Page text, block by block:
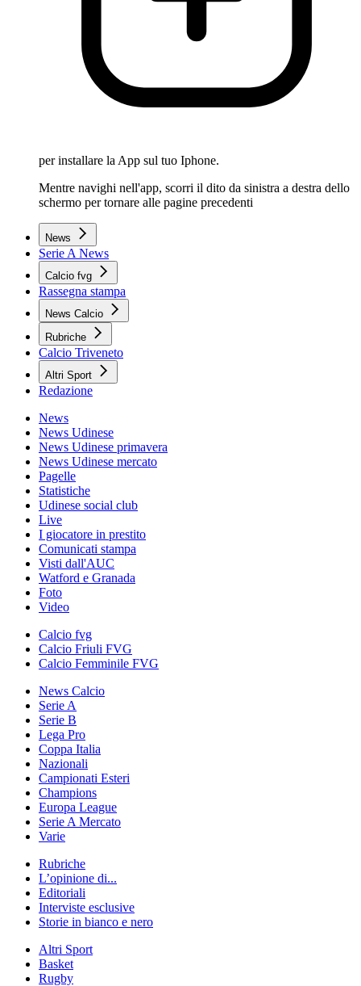
per installare la App sul tuo Iphone.
Mentre navighi nell'app, scorri il dito da sinistra a destra dello
schermo per tornare alle pagine precedenti
News
Serie A News
Calcio fvg
Rassegna stampa
News Calcio
Rubriche
Calcio Triveneto
Altri Sport
Redazione
News
News Udinese
News Udinese primavera
News Udinese mercato
Pagelle
Statistiche
Udinese social club
Live
I giocatore in prestito
Comunicati stampa
Visti dall'AUC
Watford e Granada
Foto
Video
Calcio fvg
Calcio Friuli FVG
Calcio Femminile FVG
News Calcio
Serie A
Serie B
Lega Pro
Coppa Italia
Nazionali
Campionati Esteri
Champions
Europa League
Serie A Mercato
Varie
Rubriche
L’opinione di...
Editoriali
Interviste esclusive
Storie in bianco e nero
Altri Sport
Basket
Rugby